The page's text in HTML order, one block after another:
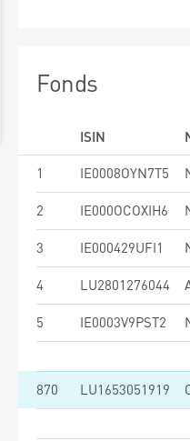
Fonds
ISIN
1
IE0008OYN7T5
2 IE000OCOXIH6
3 IE000429UFI1
4 LU2801276044
5 IE0003V9PST2
870 LU1653051919